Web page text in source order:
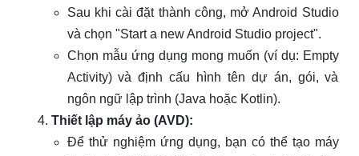
Sau khi cài đặt thành công, mở Android Studio
và chọn "Start a new Android Studio project".
Chọn mẫu ứng dụng mong muốn (ví dụ: Empty
Activity) và định cấu hình tên dự án, gói, và
ngôn ngữ lập trình (Java hoặc Kotlin).
Thiết lập máy ảo (AVD):
Để thử nghiệm ứng dụng, bạn có thể tạo máy